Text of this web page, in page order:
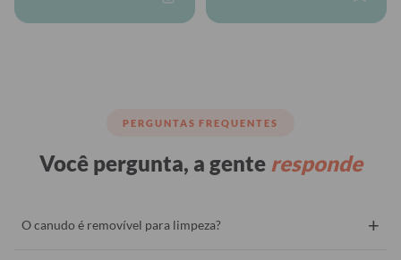
PERGUNTAS FREQUENTES
Você pergunta, a gente responde
O canudo é removível para limpeza? +